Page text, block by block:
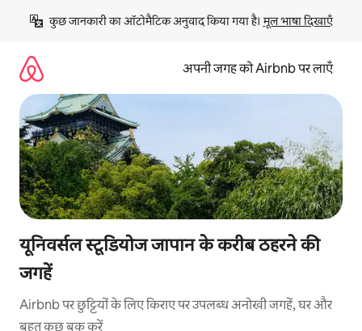
छोड़कर
कॉन्टेंट
कुछ जानकारी का ऑटोमैटिक अनुवाद किया गया है। मूल भाषा दिखाएँ
अपनी जगह को Airbnb पर लाएँ
यूनिवर्सल स्टूडियोज जापान के करीब ठहरने की
जगहें
Airbnb पर छुट्टियों के लिए किराए पर उपलब्ध अनोखी जगहें, घर और
बहुत कुछ बुक करें